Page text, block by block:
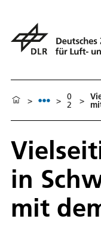
> > 0
2 >
in
mit